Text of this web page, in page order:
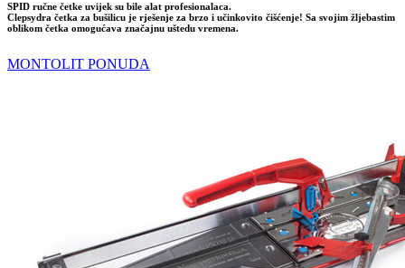
SPID ručne četke uvijek su bile alat profesionalaca.
Clepsydra četka za bušilicu je rješenje za brzo i učinkovito čišćenje! Sa svojim žljebastim
oblikom četka omogućava značajnu uštedu vremena.
MONTOLIT PONUDA